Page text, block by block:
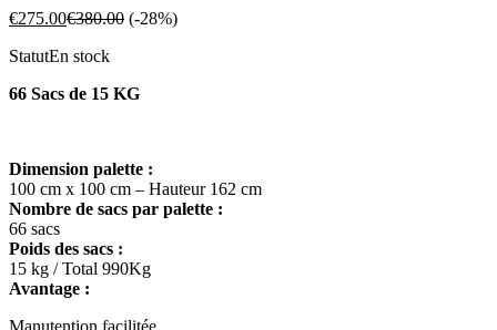
€275.00€380.00 (-28%)
StatutEn stock
66 Sacs de 15 KG
Dimension palette :
100 cm x 100 cm – Hauteur 162 cm
Nombre de sacs par palette :
66 sacs
Poids des sacs :
15 kg / Total 990Kg
Avantage :
Manutention facilitée